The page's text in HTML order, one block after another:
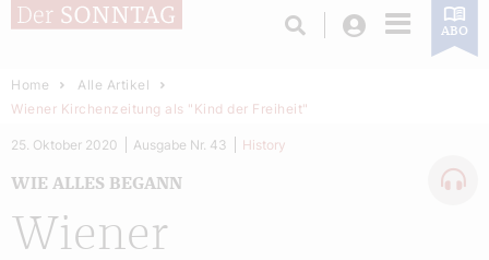
Login ABO
Home
Alle Artikel
Wiener Kirchenzeitung als "Kind der Freiheit"
Wiener
WIE ALLES BEGANN
25. Oktober 2020 Ausgabe Nr. 43 History